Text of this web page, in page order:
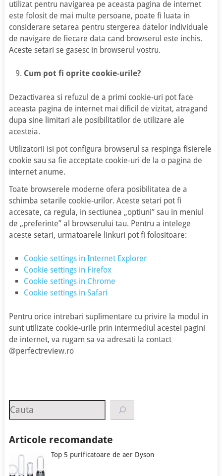
utilizat pentru navigarea pe aceasta pagina de internet
este folosit de mai multe persoane, poate fi luata in
considerare setarea pentru stergerea datelor individuale
de navigare de fiecare data cand browserul este inchis.
Aceste setari se gasesc in browserul vostru.
Cum pot fi oprite cookie-urile?
Dezactivarea si refuzul de a primi cookie-uri pot face
aceasta pagina de internet mai dificil de vizitat, atragand
dupa sine limitari ale posibilitatilor de utilizare ale
acesteia.
Utilizatorii isi pot configura browserul sa respinga fisierele
cookie sau sa fie acceptate cookie-uri de la o pagina de
internet anume.
Toate browserele moderne ofera posibilitatea de a
schimba setarile cookie-urilor. Aceste setari pot fi
accesate, ca regula, in sectiunea „optiuni” sau in meniul
de „preferinte” al browserului tau. Pentru a intelege
aceste setari, urmatoarele linkuri pot fi folositoare:
Cookie settings in Internet Explorer
Cookie settings in Firefox
Cookie settings in Chrome
Cookie settings in Safari
Pentru orice intrebari suplimentare cu privire la modul in
sunt utilizate cookie-urile prin intermediul acestei pagini
de internet, va rugam sa va adresati la contact
@perfectreview.ro
Search
Articole recomandate
Top 5 purificatoare de aer Dyson